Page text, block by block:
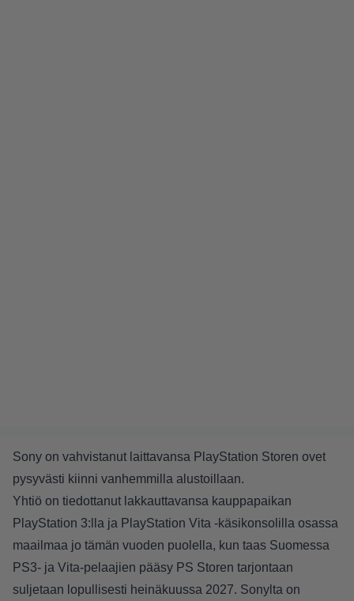
Sony on vahvistanut laittavansa PlayStation Storen ovet
pysyvästi kiinni vanhemmilla alustoillaan.
Yhtiö on tiedottanut lakkauttavansa kauppapaikan
PlayStation 3:lla ja PlayStation Vita -käsikonsolilla osassa
maailmaa jo tämän vuoden puolella, kun taas Suomessa
PS3- ja Vita-pelaajien pääsy PS Storen tarjontaan
suljetaan lopullisesti heinäkuussa 2027. Sonylta on